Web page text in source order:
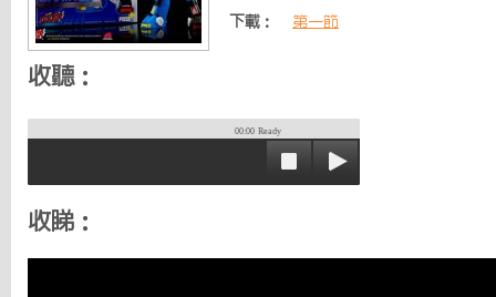
下載：
第一節
收聽：
00:00 Ready
收睇：